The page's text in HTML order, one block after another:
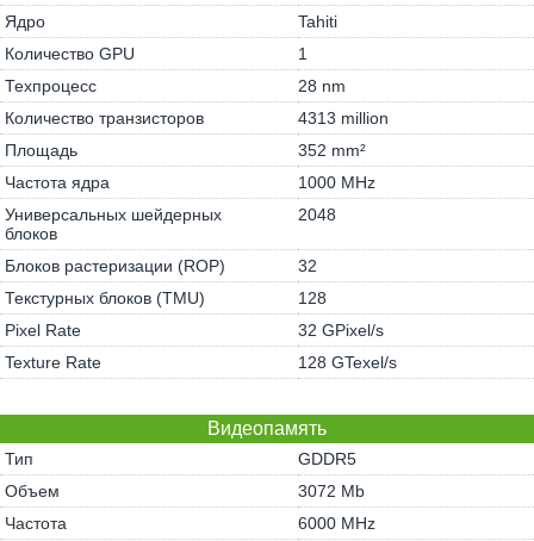
Ядро
Tahiti
Количество GPU
1
Техпроцесс
28 nm
Количество транзисторов
4313 million
Площадь
352 mm²
Частота ядра
1000 MHz
Универсальных шейдерных
блоков
2048
Блоков растеризации (ROP)
32
Текстурных блоков (TMU)
128
Pixel Rate
32 GPixel/s
Texture Rate
128 GTexel/s
Видеопамять
Тип
GDDR5
Объем
3072 Mb
Частота
6000 MHz